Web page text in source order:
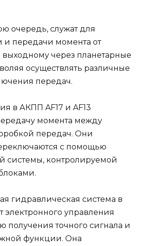
очередь, служат для
передачи момента от
выходному через планетарные
осуществлять различные
передач.
в АКПП AF17 и AF13
момента между
передач. Они
с помощью
системы, контролируемой
гидравлическая система в
электронного управления
получения точного сигнала и
функции. Она